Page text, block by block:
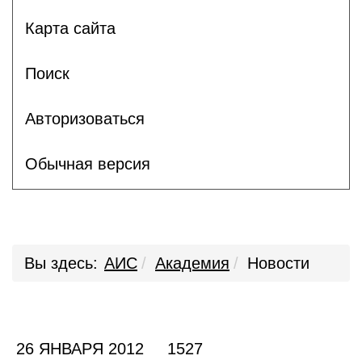
Карта сайта
Поиск
Авторизоваться
Обычная версия
Вы здесь: АИС Академия Новости
26 ЯНВАРЯ 2012 1527